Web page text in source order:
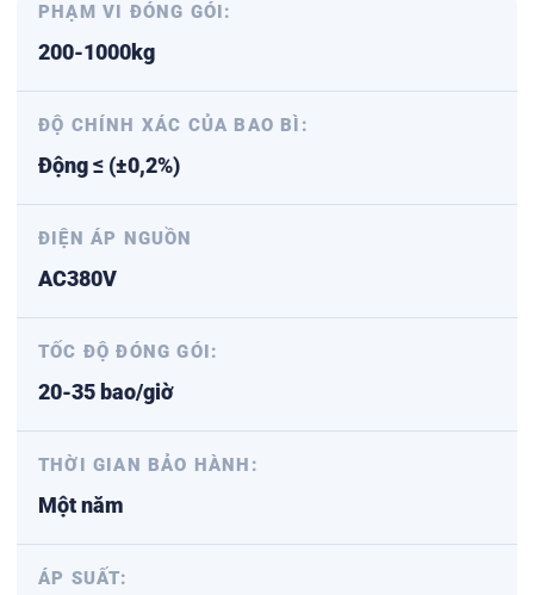
PHẠM VI ĐÓNG GÓI:
200-1000kg
ĐỘ CHÍNH XÁC CỦA BAO BÌ:
Động ≤ (±0,2%)
ĐIỆN ÁP NGUỒN
AC380V
TỐC ĐỘ ĐÓNG GÓI:
20-35 bao/giờ
THỜI GIAN BẢO HÀNH:
Một năm
ÁP SUẤT: